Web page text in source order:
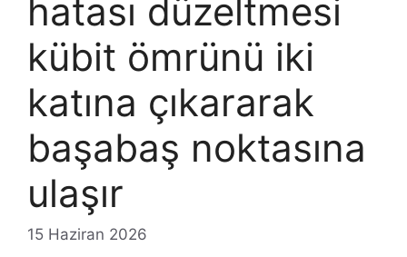
hatası düzeltmesi
kübit ömrünü iki
katına çıkararak
başabaş noktasına
ulaşır
15 Haziran 2026